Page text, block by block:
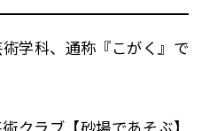
学科、通称『こがく』で